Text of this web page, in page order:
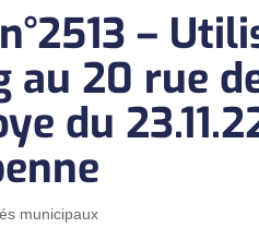
–
au 20 rue
du
municipaux